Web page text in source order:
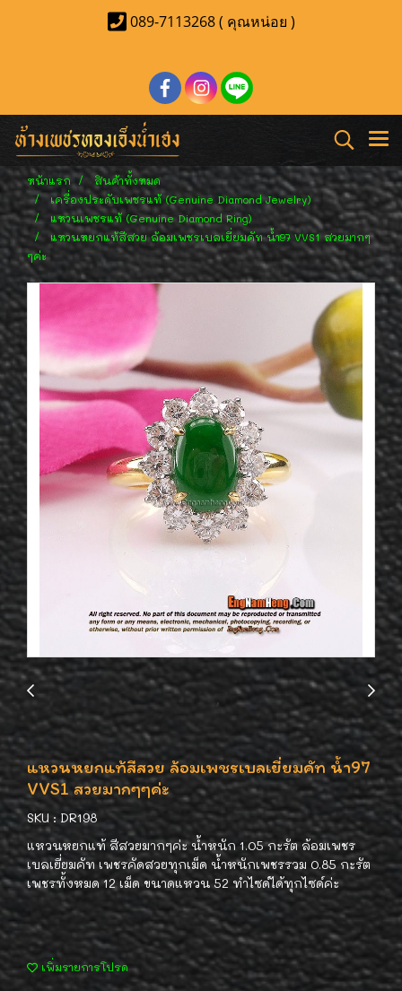
089-7113268 ( คุณหน่อย )
หน้าแรก
สินค้าทั้งหมด
เครื่องประดับเพชรแท้ (Genuine Diamond Jewelry)
แหวนเพชรแท้ (Genuine Diamond Ring)
แหวนหยกแท้สีสวย ล้อมเพชรเบลเยี่ยมคัท น้ำ97 VVS1 สวยมากๆ
ๆค่ะ
แหวนหยกแท้สีสวย ล้อมเพชรเบลเยี่ยมคัท น้ำ97
VVS1 สวยมากๆๆค่ะ
SKU : DR198
แหวนหยกแท้ สีสวยมากๆค่ะ น้ำหนัก 1.05 กะรัต ล้อมเพชร
เบลเยี่ยมคัท เพชรคัดสวยทุกเม็ด น้ำหนักเพชรรวม 0.85 กะรัต
เพชรทั้งหมด 12 เม็ด ขนาดแหวน 52 ทำไซด์ได้ทุกไซด์ค่ะ
เพิ่มรายการโปรด